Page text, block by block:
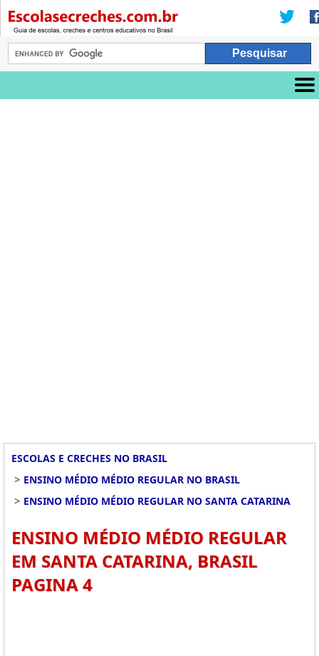
ESCOLAS E CRECHES NO BRASIL
> ENSINO MÉDIO MÉDIO REGULAR NO BRASIL
> ENSINO MÉDIO MÉDIO REGULAR NO SANTA CATARINA
ENSINO MÉDIO MÉDIO REGULAR
EM SANTA CATARINA, BRASIL
PAGINA 4